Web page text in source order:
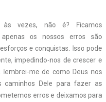
vezes, não é? Ficamos
os nossos erros são
e conquistas. Isso pode
impedindo-nos de crescer e
lembrei-me de como Deus nos
caminhos Dele para fazer as
erros e deixamos para